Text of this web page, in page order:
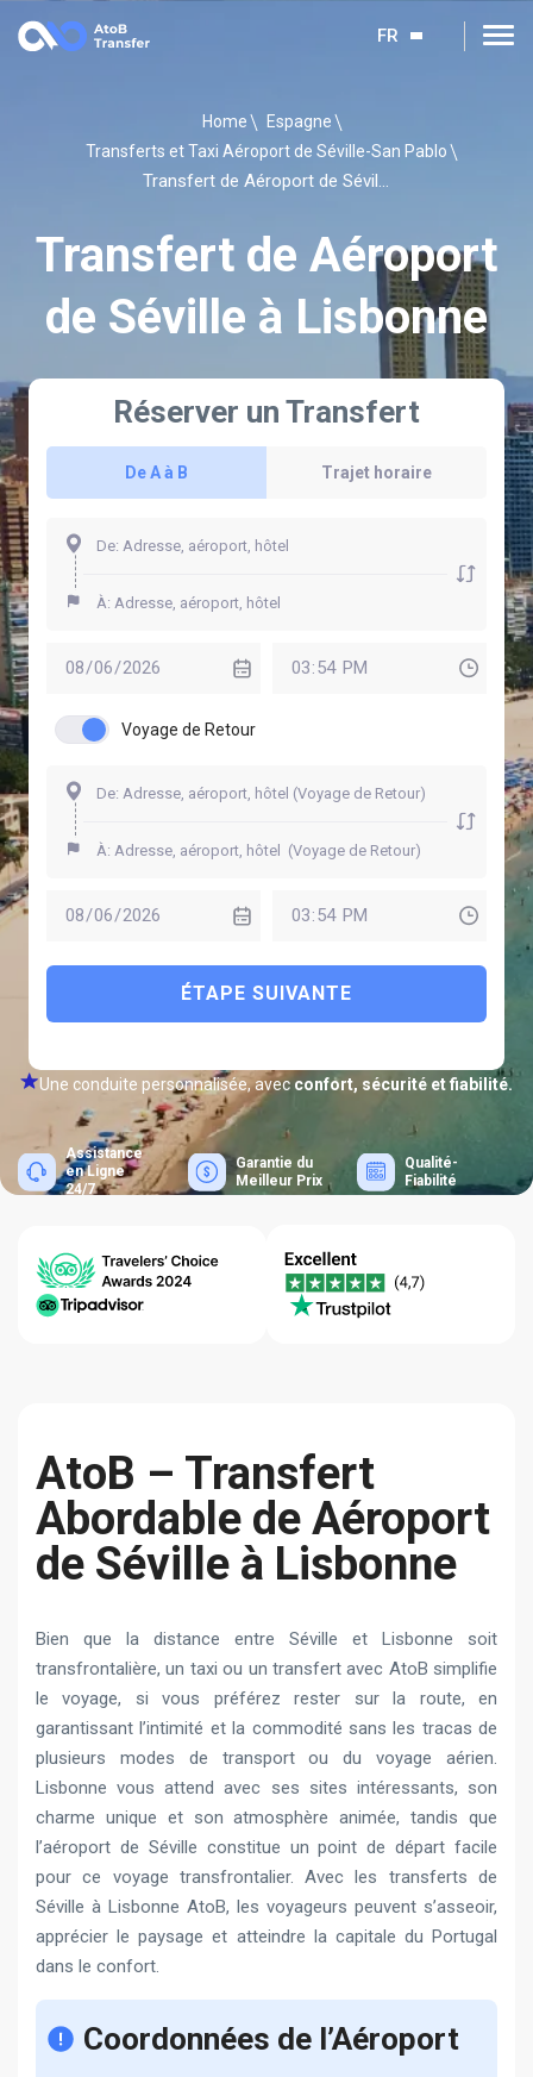
FR
Home
Espagne
Transferts et Taxi Aéroport de Séville-San Pablo
Transfert de Aéroport de Séville à Lisbonne
Transfert de Aéroport
de Séville à Lisbonne
Réserver un Transfert
De A à B Trajet horaire
Voyage de Retour
ÉTAPE SUIVANTE
Une conduite personnalisée, avec confort, sécurité et fiabilité.
Assistance
en Ligne
24/7
Garantie du
Meilleur Prix
Qualité-
Fiabilité
AtoB – Transfert
Abordable de Aéroport
de Séville à Lisbonne
Bien que la distance entre Séville et Lisbonne soit
transfrontalière, un taxi ou un transfert avec AtoB simplifie
le voyage, si vous préférez rester sur la route, en
garantissant l’intimité et la commodité sans les tracas de
plusieurs modes de transport ou du voyage aérien.
Lisbonne vous attend avec ses sites intéressants, son
charme unique et son atmosphère animée, tandis que
l’aéroport de Séville constitue un point de départ facile
pour ce voyage transfrontalier. Avec les transferts de
Séville à Lisbonne AtoB, les voyageurs peuvent s’asseoir,
apprécier le paysage et atteindre la capitale du Portugal
dans le confort.
Coordonnées de l’Aéroport